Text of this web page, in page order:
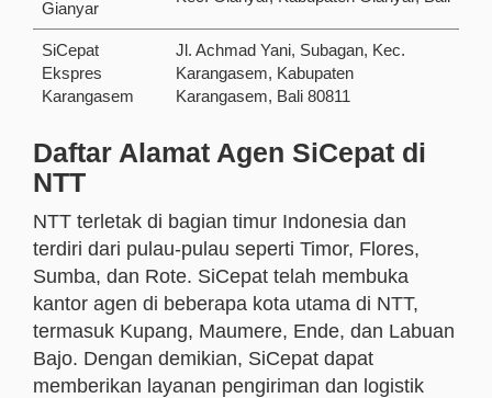
Gianyar
SiCepat
Ekspres
Karangasem
Jl. Achmad Yani, Subagan, Kec.
Karangasem, Kabupaten
Karangasem, Bali 80811
Daftar Alamat Agen SiCepat di
NTT
NTT terletak di bagian timur Indonesia dan
terdiri dari pulau-pulau seperti Timor, Flores,
Sumba, dan Rote. SiCepat telah membuka
kantor agen di beberapa kota utama di NTT,
termasuk Kupang, Maumere, Ende, dan Labuan
Bajo. Dengan demikian, SiCepat dapat
memberikan layanan pengiriman dan logistik